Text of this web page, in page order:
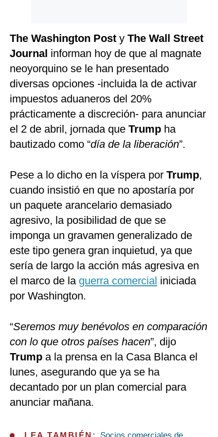
The Washington Post y The Wall Street
Journal informan hoy de que al magnate
neoyorquino se le han presentado
diversas opciones -incluida la de activar
impuestos aduaneros del 20%
prácticamente a discreción- para anunciar
el 2 de abril, jornada que Trump ha
bautizado como “día de la liberación”.
Pese a lo dicho en la víspera por Trump,
cuando insistió en que no apostaría por
un paquete arancelario demasiado
agresivo, la posibilidad de que se
imponga un gravamen generalizado de
este tipo genera gran inquietud, ya que
sería de largo la acción más agresiva en
el marco de la guerra comercial iniciada
por Washington.
“Seremos muy benévolos en comparación
con lo que otros países hacen”, dijo
Trump a la prensa en la Casa Blanca el
lunes, asegurando que ya se ha
decantado por un plan comercial para
anunciar mañana.